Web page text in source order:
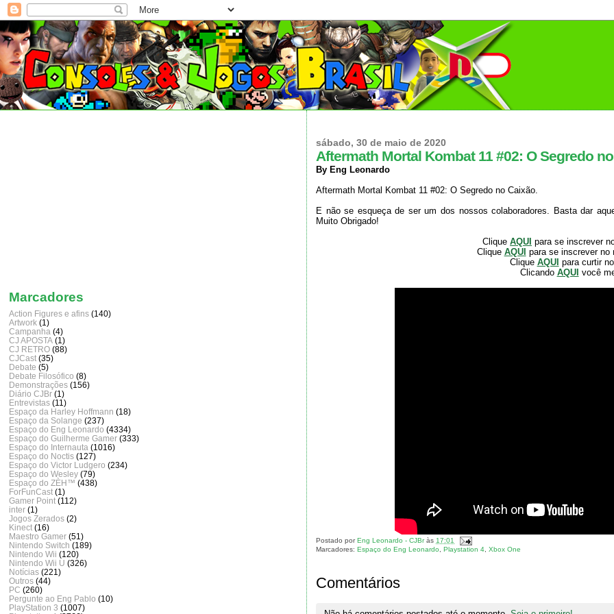
sábado, 30 de maio de 2020
Aftermath Mortal Kombat 11 #02: O Segredo
By Eng Leonardo
Aftermath Mortal Kombat 11 #02: O Segredo no Caixão.
E não se esqueça de ser um dos nossos colaboradores. Basta dar
Muito Obrigado!
CliqueAQUI para se inscrever
Clique AQUI para se inscrever no
Clique AQUI para curtir
Clicando AQUI você
Postado porEng Leonardo - CJBràs17:01
Marcadores:Espaço do Eng Leonardo ,Playstation 4 ,Xbox One
Comentários
Marcadores
Action Figures e afins (140)
Artwork (1)
Campanha (4)
CJ APOSTA (1)
CJ RETRO (88)
CJCast (35)
Debate (5)
Debate Filosófico (8)
Demonstrações (156)
Diário CJBr (1)
Entrevistas (11)
Espaço da Harley Hoffmann (18)
Espaço da Solange (237)
Espaço do Eng Leonardo (4334)
Espaço do Guilherme Gamer (333)
Espaço do Internauta (1016)
Espaço do Noctis (127)
Espaço do Victor Ludgero (234)
Espaço do Wesley (79)
Espaço do ZÈH™ (438)
ForFunCast (1)
Gamer Point (112)
inter (1)
Jogos Zerados (2)
Kinect (16)
Maestro Gamer (51)
Nintendo Switch (189)
Nintendo Wii (120)
Nintendo Wii U (326)
Notícias (221)
Outros (44)
PC (260)
Pergunte ao Eng Pablo (10)
PlayStation 3 (1007)